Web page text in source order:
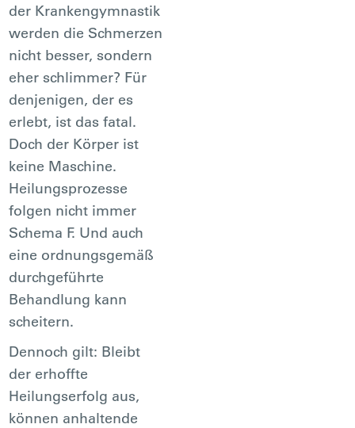
der Krankengymnastik
werden die Schmerzen
nicht besser, sondern
eher schlimmer? Für
denjenigen, der es
erlebt, ist das fatal.
Doch der Körper ist
keine Maschine.
Heilungsprozesse
folgen nicht immer
Schema F. Und auch
eine ordnungsgemäß
durchgeführte
Behandlung kann
scheitern.
Dennoch gilt: Bleibt
der erhoffte
Heilungserfolg aus,
können anhaltende